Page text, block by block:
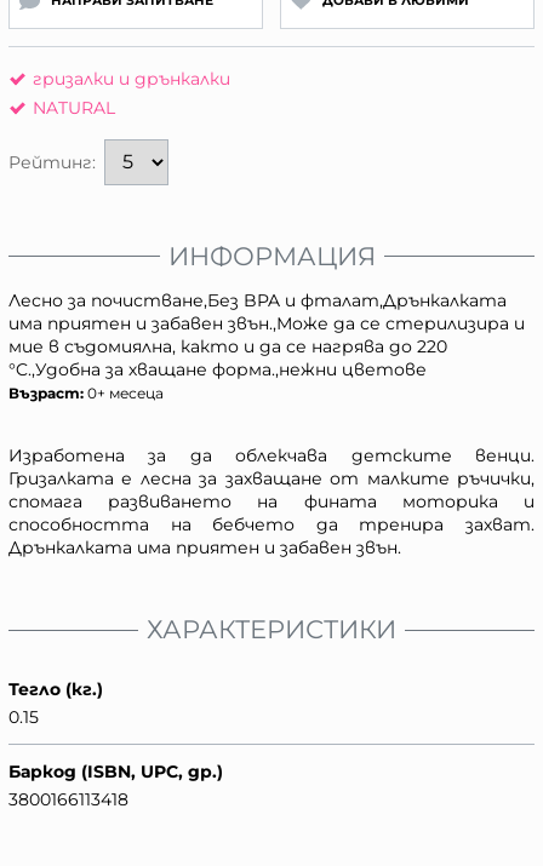
гризалки и дрънкалки
NATURAL
Рейтинг:
ИНФОРМАЦИЯ
Лесно за почистване,Без BPA и фталат,Дрънкалката
има приятен и забавен звън.,Може да се стерилизира и
мие в съдомиялна, както и да се нагрява до 220
°C.,Удобна за хващане форма.,нежни цветове
Възраст: 0+ месеца
Изработена за да облекчава детските венци.
Гризалката е лесна за захващане от малките ръчички,
спомага развиването на фината моторика и
способността на бебчето да тренира захват.
Дрънкалката има приятен и забавен звън.
ХАРАКТЕРИСТИКИ
Тегло (кг.)
0.15
Баркод (ISBN, UPC, др.)
3800166113418